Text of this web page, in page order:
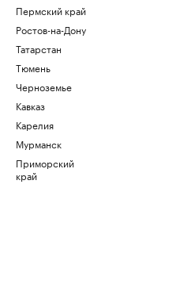
Пермский край
Ростов-на-Дону
Татарстан
Тюмень
Черноземье
Кавказ
Карелия
Мурманск
Приморский
край